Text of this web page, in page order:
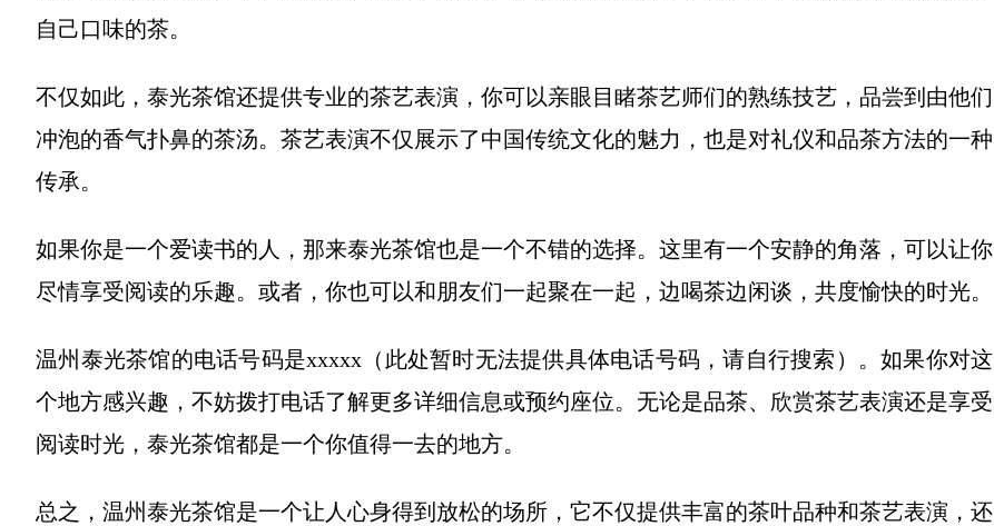
自己口味的茶。
不仅如此，泰光茶馆还提供专业的茶艺表演，你可以亲眼目睹茶艺师们的熟练技艺，品尝到由他们
冲泡的香气扑鼻的茶汤。茶艺表演不仅展示了中国传统文化的魅力，也是对礼仪和品茶方法的一种
传承。
如果你是一个爱读书的人，那来泰光茶馆也是一个不错的选择。这里有一个安静的角落，可以让你
尽情享受阅读的乐趣。或者，你也可以和朋友们一起聚在一起，边喝茶边闲谈，共度愉快的时光。
温州泰光茶馆的电话号码是xxxxx（此处暂时无法提供具体电话号码，请自行搜索）。如果你对这
个地方感兴趣，不妨拨打电话了解更多详细信息或预约座位。无论是品茶、欣赏茶艺表演还是享受
阅读时光，泰光茶馆都是一个你值得一去的地方。
总之，温州泰光茶馆是一个让人心身得到放松的场所，它不仅提供丰富的茶叶品种和茶艺表演，还